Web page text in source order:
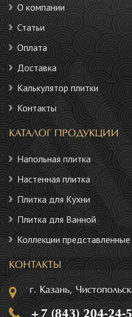
О компании
Статьи
Оплата
Доставка
Калькулятор плитки
Контакты
КАТАЛОГ ПРОДУКЦИИ
Напольная плитка
Настенная плитка
Плитка для Кухни
Плитка для Ванной
Коллекции
КОНТАКТЫ
г. Казань,
+7 (843) 204-24-